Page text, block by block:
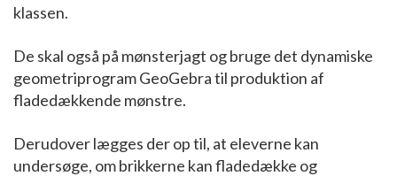
klassen.
De skal også på mønsterjagt og bruge det dynamiske
geometriprogram GeoGebra til produktion af
fladedækkende mønstre.
Derudover lægges der op til, at eleverne kan
undersøge, om brikkerne kan fladedække og